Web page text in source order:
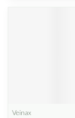
Veinax